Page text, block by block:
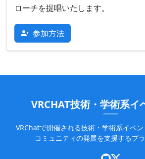
ローチを提唱いたします。
参加方法
VRCHAT技術・学術系イ
VRChatで開催される技術・学術系イベン
コミュニティの発展を支援するプ